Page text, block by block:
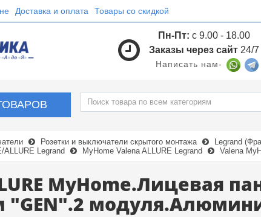
Доставка и оплата Товары со скидкой
Пн-Пт: с 9.00 - 18.00
Заказы через сайт 24/7
Написать нам-
Розетки и выключатели скрытого монтажа Legrand
ALLURE Legrand
MyHome Valena ALLURE Legrand Valena
MyHome.Лицевая
"GEN".2